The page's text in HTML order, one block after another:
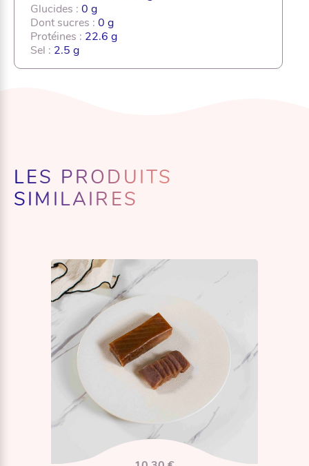
Glucides : 0 g
Dont sucres : 0 g
Protéines : 22.6 g
Sel : 2.5 g
LES PRODUITS
SIMILAIRES